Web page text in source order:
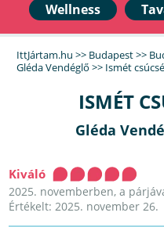
Wellness
IttJártam.hu >> Budapest>>
Gléda Vendéglő >> Ismét
ISMÉT
Gléda
Kiváló
2025. novemberben, a
Értékelt: 2025. november 26.